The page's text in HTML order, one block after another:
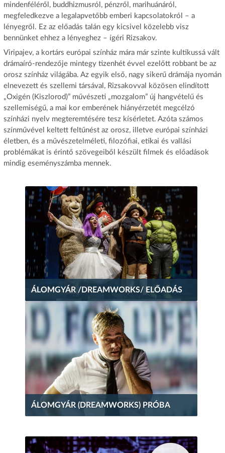
mindenféléről, buddhizmusról, pénzről, marihuánáról,
megfeledkezve a legalapvetőbb emberi kapcsolatokról – a
lényegről. Ez az előadás talán egy kicsivel közelebb visz
bennünket ehhez a lényeghez – ígéri Rizsakov.
Viripajev, a kortárs európai színház mára már szinte kultikussá vált
drámaíró-rendezője mintegy tizenhét évvel ezelőtt robbant be az
orosz színház világába. Az egyik első, nagy sikerű drámája nyomán
elnevezett és szellemi társával, Rizsakovval közösen elindított
„Oxigén (Kiszlorod)” művészeti „mozgalom” új hangvételű és
szellemiségű, a mai kor emberének hiányérzetét megcélzó
színházi nyelv megteremtésére tesz kísérletet. Azóta számos
színművével keltett feltűnést az orosz, illetve európai színházi
életben, és a művészetelméleti, filozófiai, etikai és vallási
problémákat is érintő szövegeiből készült filmek és előadások
mindig eseményszámba mennek.
ÁLOMGYÁR /DREAMWORKS/ ELŐADÁS
ÁLOMGYÁR (DREAMWORKS) PRÓBA